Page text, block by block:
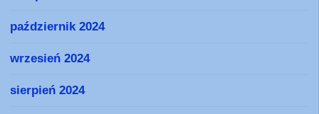
październik 2024
wrzesień 2024
sierpień 2024